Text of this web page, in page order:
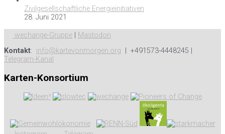
Zivilgesellschaftliche Energieinitiativen
28. Juni 2021
wechange-Gruppe
Mastodon
Kontakt: info@kartevonmorgen.org | +491573-4448245 |
Telegram-Kanal
Karten-Konsortium